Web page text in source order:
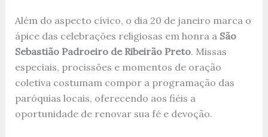
Além do aspecto cívico, o dia 20 de janeiro marca o
ápice das celebrações religiosas em honra a São
Sebastião Padroeiro de Ribeirão Preto. Missas
especiais, procissões e momentos de oração
coletiva costumam compor a programação das
paróquias locais, oferecendo aos fiéis a
oportunidade de renovar sua fé e devoção.